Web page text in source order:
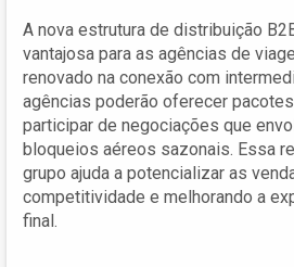
A nova estrutura de distribuição
vantajosa para as agências de
renovado na conexão com
agências poderão oferecer
participar de negociações que
bloqueios aéreos sazonais. Essa
grupo ajuda a potencializar as
competitividade e melhorando a
final.